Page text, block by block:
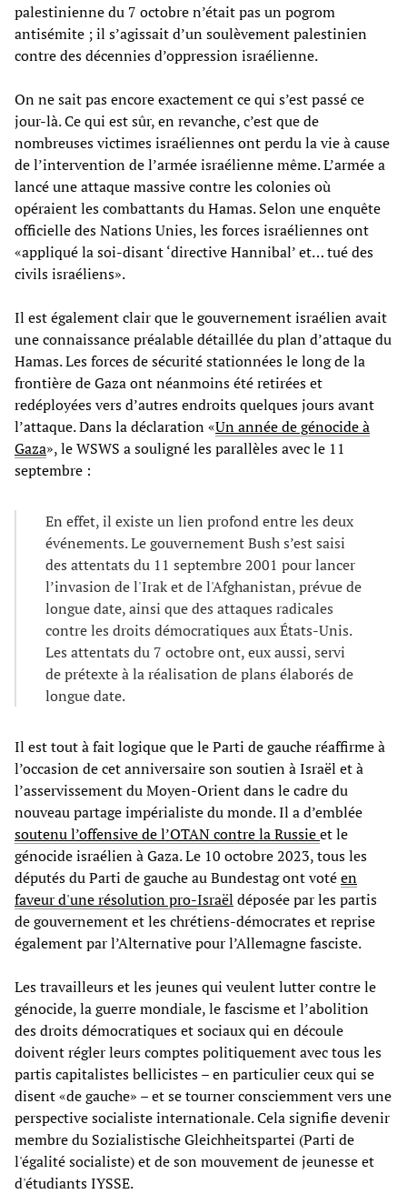
palestinienne du 7 octobre n’était pas un pogrom
antisémite ; il s’agissait d’un soulèvement palestinien
contre des décennies d’oppression israélienne.
On ne sait pas encore exactement ce qui s’est passé ce
jour-là. Ce qui est sûr, en revanche, c’est que de
nombreuses victimes israéliennes ont perdu la vie à cause
de l’intervention de l’armée israélienne même. L’armée a
lancé une attaque massive contre les colonies où
opéraient les combattants du Hamas. Selon une enquête
officielle des Nations Unies, les forces israéliennes ont
«appliqué la soi-disant ‘directive Hannibal’ et… tué des
civils israéliens».
Il est également clair que le gouvernement israélien avait
une connaissance préalable détaillée du plan d’attaque du
Hamas. Les forces de sécurité stationnées le long de la
frontière de Gaza ont néanmoins été retirées et
redéployées vers d’autres endroits quelques jours avant
l’attaque. Dans la déclaration «Un année de génocide à
Gaza», le WSWS a souligné les parallèles avec le 11
septembre :
En effet, il existe un lien profond entre les deux
événements. Le gouvernement Bush s’est saisi
des attentats du 11 septembre 2001 pour lancer
l’invasion de l'Irak et de l'Afghanistan, prévue de
longue date, ainsi que des attaques radicales
contre les droits démocratiques aux États-Unis.
Les attentats du 7 octobre ont, eux aussi, servi
de prétexte à la réalisation de plans élaborés de
longue date.
Il est tout à fait logique que le Parti de gauche réaffirme à
l’occasion de cet anniversaire son soutien à Israël et à
l’asservissement du Moyen-Orient dans le cadre du
nouveau partage impérialiste du monde. Il a d’emblée
soutenu l’offensive de l’OTAN contre la Russieet le
génocide israélien à Gaza. Le 10 octobre 2023, tous les
députés du Parti de gauche au Bundestag ont votéen
faveur d'une résolution pro-Israël déposée par les partis
de gouvernement et les chrétiens-démocrates et reprise
également par l’Alternative pour l’Allemagne fasciste.
Les travailleurs et les jeunes qui veulent lutter contre le
génocide, la guerre mondiale, le fascisme et l’abolition
des droits démocratiques et sociaux qui en découle
doivent régler leurs comptes politiquement avec tous les
partis capitalistes bellicistes – en particulier ceux qui se
disent «de gauche» – et se tourner consciemment vers une
perspective socialiste internationale. Cela signifie devenir
membre du Sozialistische Gleichheitspartei (Parti de
l'égalité socialiste) et de son mouvement de jeunesse et
d'étudiants IYSSE.